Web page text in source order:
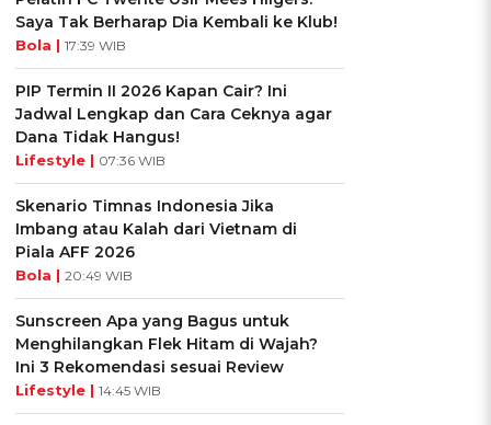
Saya Tak Berharap Dia Kembali ke Klub!
Bola | 17:39 WIB
PIP Termin II 2026 Kapan Cair? Ini
Jadwal Lengkap dan Cara Ceknya agar
Dana Tidak Hangus!
Lifestyle | 07:36 WIB
Skenario Timnas Indonesia Jika
Imbang atau Kalah dari Vietnam di
Piala AFF 2026
Bola | 20:49 WIB
Sunscreen Apa yang Bagus untuk
Menghilangkan Flek Hitam di Wajah?
Ini 3 Rekomendasi sesuai Review
Lifestyle | 14:45 WIB